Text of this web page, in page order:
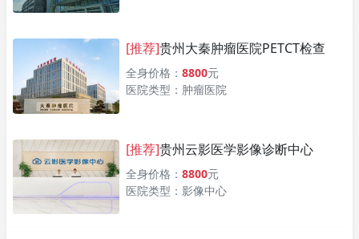
[推荐]贵州大秦肿瘤医院PETCT检查
全身价格：8800元
医院类型：肿瘤医院
[推荐]贵州云影医学影像诊断中心
全身价格：8800元
医院类型：影像中心